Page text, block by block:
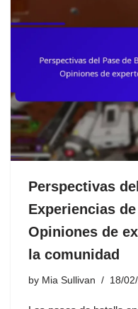
Perspectivas
Experiencias
Opiniones de
la comunidad
by Mia Sullivan 18/